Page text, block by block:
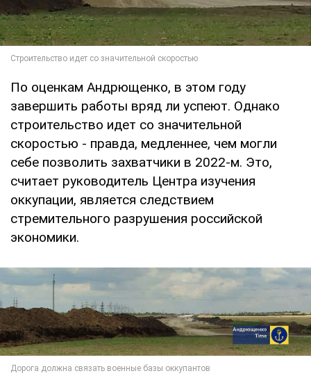
По оценкам Андрющенко, в этом году
завершить работы вряд ли успеют. Однако
строительство идет со значительной
скоростью - правда, медленнее, чем могли
себе позволить захватчики в 2022-м. Это,
считает руководитель Центра изучения
оккупации, является следствием
стремительного разрушения российской
экономики.